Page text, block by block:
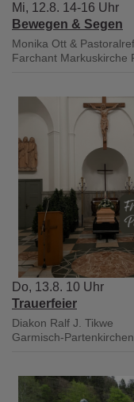
Mi, 12.8. 14-16 Uhr
Bewegen & Segen
Monika Ott &
Farchant Markuskirche
Do, 13.8. 10 Uhr
Trauerfeier
Diakon Ralf J. Tikwe
Garmisch-Partenkirchen